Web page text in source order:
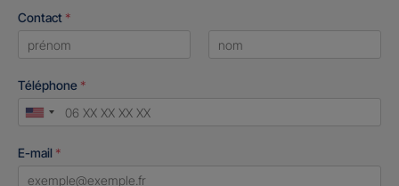
Contact *
Téléphone *
United
+1
E-mail *